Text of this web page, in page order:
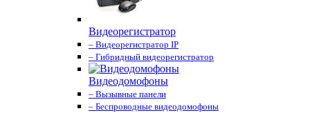
Видеорегистратор
– Видеорегистратор IP
– Гибридный видеорегистратор
Видеодомофоны
– Вызывные панели
– Беспроводные видеодомофоны